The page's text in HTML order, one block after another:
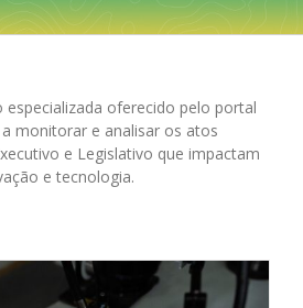
especializada oferecido pelo portal
monitorar e analisar os atos
e Legislativo que impactam
e tecnologia.